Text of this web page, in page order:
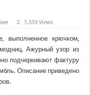
1,559 Views
выполненное крючком,
Ажурный узор из
подчеркивают фактуру
Описание приведено